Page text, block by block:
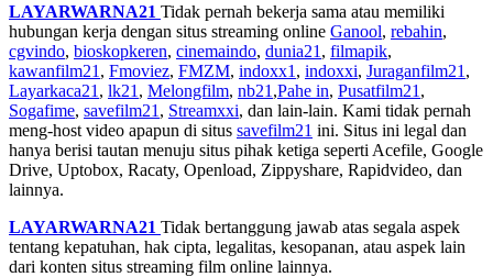
LAYARWARNA21 Tidak pernah bekerja sama atau memiliki
hubungan kerja dengan situs streaming online Ganool, rebahin,
cgvindo, bioskopkeren, cinemaindo, dunia21 , filmapik,
kawanfilm21 , Fmoviez, FMZM, indoxx1 , indoxxi, Juraganfilm21 ,
Layarkaca21 , lk21 , Melongfilm, nb21 ,Pahe in, Pusatfilm21 ,
Sogafime, savefilm21 , Streamxxi, dan lain-lain. Kami tidak pernah
meng-host video apapun di situs savefilm21 ini. Situs ini legal dan
hanya berisi tautan menuju situs pihak ketiga seperti Acefile, Google
Drive, Uptobox, Racaty, Openload, Zippyshare, Rapidvideo, dan
lainnya.
LAYARWARNA21 Tidak bertanggung jawab atas segala aspek
tentang kepatuhan, hak cipta, legalitas, kesopanan, atau aspek lain
dari konten situs streaming film online lainnya.